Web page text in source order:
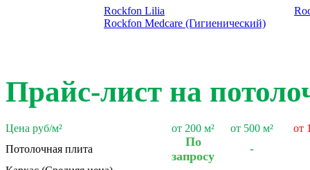
Rockfon Lilia
Rockfon Medcare (Гигиенический)
Прайс-лист на
Цена руб/м² от 200 м² от 500 м²
от
Потолочная плита
По
запросу
-